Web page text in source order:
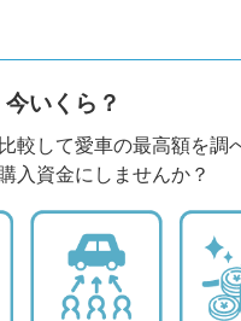
いくら？
較して愛車の最高額を調
入資金にしませんか？